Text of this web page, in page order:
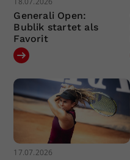
Generali Open:
Bublik startet als
Favorit
17.07.2026